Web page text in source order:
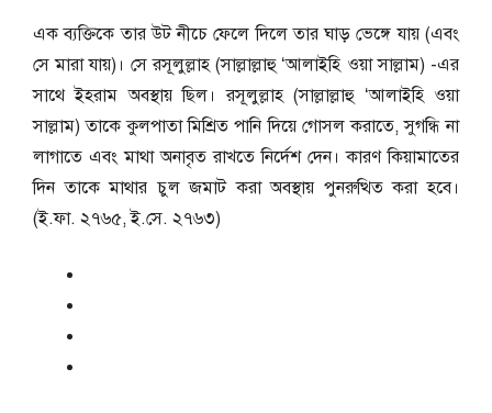
এক ব্যক্তিকে তার উট নীচে ফেলে দিলে তার ঘাড় ভেঙ্গে যায় (এবং
সে মারা যায়)। সে রসূলুল্লাহ (সাল্লাল্লাহু ‘আলাইহি ওয়া সাল্লাম) -এর
সাথে ইহরাম অবস্থায় ছিল। রসূলুল্লাহ (সাল্লাল্লাহু ‘আলাইহি ওয়া
সাল্লাম) তাকে কুলপাতা মিশ্রিত পানি দিয়ে গোসল করাতে, সুগন্ধি না
লাগাতে এবং মাথা অনাবৃত রাখতে নির্দেশ দেন। কারণ কিয়ামাতের
দিন তাকে মাথার চুল জমাট করা অবস্থায় পুনরুত্থিত করা হবে।
(ই.ফা. ২৭৬৫, ই.সে. ২৭৬৩)